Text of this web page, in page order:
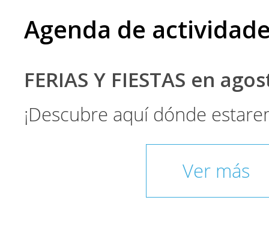
Agenda de
FERIAS Y FIESTAS en
¡Descubre aquí dónde
Ver más